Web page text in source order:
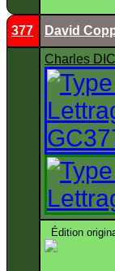
377 David
Charles
Édition